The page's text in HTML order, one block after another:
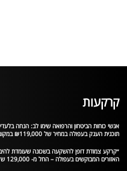
קרקעות
אנשי כוחות הביטחון והרפואה שימו לב: הנחה
תוכנית הענק בעפולה במחיר של ₪119,000 במקום ₪125,000 –...
״קרקע צמודת דופן להשקעה בשכונה שעומדת
האזורים המבוקשים בעפולה – החל מ- 129,000 ש״ח בלבד...